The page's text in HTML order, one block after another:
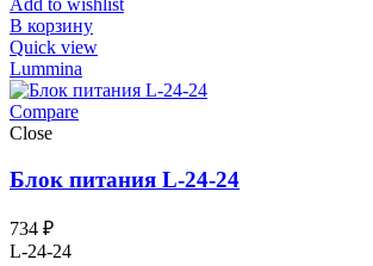
Add to wishlist
В корзину
Quick view
Lummina
Compare
Close
Блок питания L-24-24
734 ₽
L-24-24